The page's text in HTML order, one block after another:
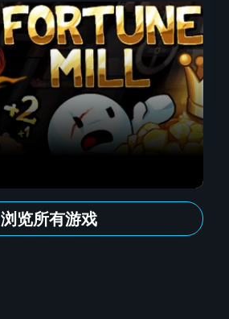
浏览所有游戏